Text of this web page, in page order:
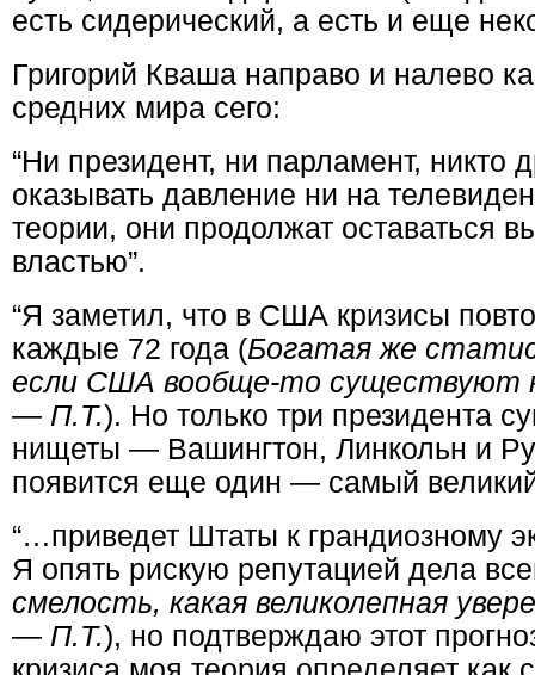
есть сидерический, а есть и еще
Григорий Кваша направо и налево
средних мира сего:
“Ни президент, ни парламент, никто
оказывать давление ни на
теории, они продолжат оставаться
властью”.
“Я заметил, что в США кризисы
каждые 72 года (Богатая же
если США вообще-то существуют
— П.Т.). Но только три президента
нищеты — Вашингтон, Линкольн и
появится еще один — самый великий
“…приведет Штаты к грандиозному
Я опять рискую репутацией дела
смелость, какая великолепная
— П.Т.), но подтверждаю этот